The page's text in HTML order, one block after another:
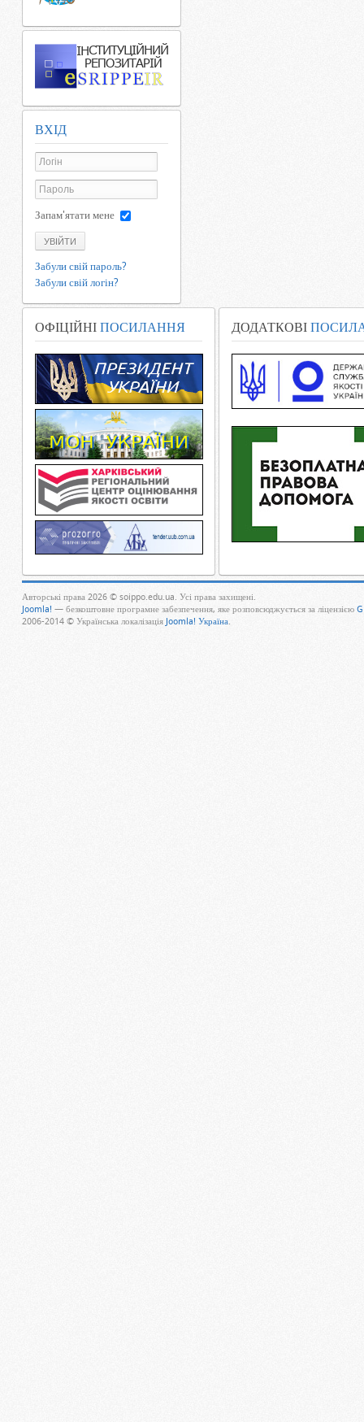
ВХІД
Запам'ятати мене
УВІЙТИ
Забули свій пароль?
Забули свій логін?
ОФІЦІЙНІ ПОСИЛАННЯ ДОДАТКОВІ
Авторські права 2026 © soippo.edu.ua. Усі права захищені.
Joomla! — безкоштовне програмне забезпечення, яке розповсюджується за ліцензією
2006-2014 © Українська локалізація Joomla! Україна.